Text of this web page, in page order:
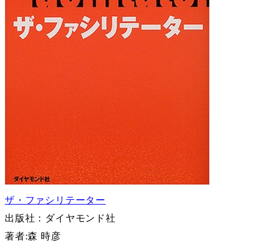
ザ・ファシリテーター
出版社：ダイヤモンド社
著者:森 時彦